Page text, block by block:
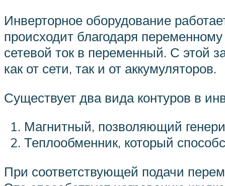
Инверторное оборудование
происходит благодаря
сетевой ток в переменный. С этой
как от сети, так и от аккумуляторов.
Существует два вида контуров в
Магнитный, позволяющий
Теплообменник, который
При соответствующей подачи